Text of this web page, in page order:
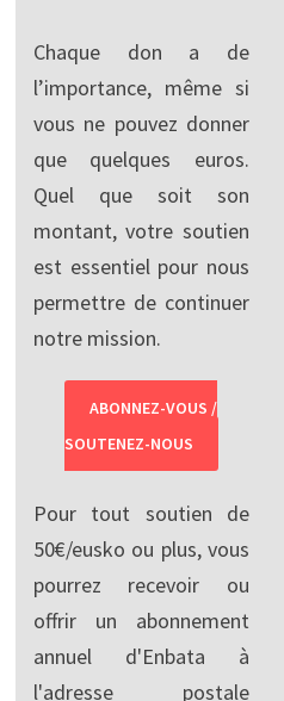
Chaque don a de
l’importance, même si
vous ne pouvez donner
que quelques euros.
Quel que soit son
montant, votre soutien
est essentiel pour nous
permettre de continuer
notre mission.
ABONNEZ-VOUS /
SOUTENEZ-NOUS
Pour tout soutien de
50€/eusko ou plus, vous
pourrez recevoir ou
offrir un abonnement
annuel d'Enbata à
l'adresse postale